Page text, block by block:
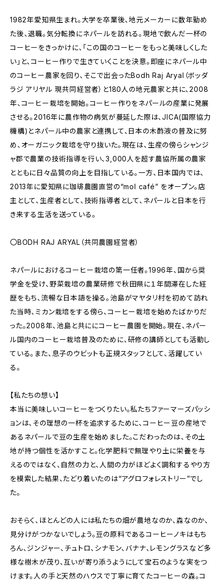
1982年愛知県生まれ。大学を卒業後、地元メーカーに数年勤め
た後、退職。気分転換にネパールを訪れる。現地で飲んだ一杯の
コーヒーをきっかけに、「この国のコーヒーをもっと美味しくした
い」と、コーヒー作りで生きていくことを決意。即座にネパール中
のコーヒー農家を回り、そこで出会ったBodh Raj Aryal（ボッダ
ラジ アリヤル 現共同経営者）と180人の地元農家と共に、2008
年、コーヒー栽培を開始。コーヒー作りをネパールの産業に発展
させる。2016年に農作物の病気が蔓延した際は、JICA(国際協力
機構)とネパール中の農家と連携して、日本の木酢液の普及に努
め、オーガニック栽培を守り抜いた。現在は、生産の傍らシャンジ
ャ郡で農業の技術指導を行い、3,000人を超す農協所属の農家
とともに日々品質の向上を目指している。一方、日本国内では、
2013年に愛知県に珈琲農園直営の“mol café” をオープン。店
主として、生産者として、技術指導者として、ネパールと日本を行
き来する生活を送っている。
〇BODH RAJ ARYAL（共同農園経営者）
ネパールにおけるコーヒー栽培の第一任者。1996年、国から奨
学金を受け、野菜栽培の農業研修で秋田県に１年間滞在した経
歴をもち、流暢な日本語を操る。池島がマヤタリ村を初めて訪れ
た当時、ミカン栽培をする傍ら、コーヒー栽培を始めたばかりだ
った。2008年、池島と共ににコーヒー農園を開始。現在、ネパー
ル国内のコーヒー栽培普及のために、研修の講師としても活動し
ている。また、息子のウビットも正規スタッフとして、活躍してい
る。
【私たちの想い】
本当に美味しいコーヒーをつくりたい。私たちファーマーズパッシ
ョンは、その理想の一杯を追求するために、コーヒー豆の産地で
あるネパールで豆の生産を始めました。こだわったのは、その土
地が持つ個性を活かすこと。化学肥料で無理やり土に栄養を与
えるのではなく、自然の力と、人間の力がほどよく調和するやり方
を模索した結果、たどり着いたのは“アグロフォレストリー”でし
た。
おそらく、ほとんどの人には私たちの畑が農地なのか、森なのか、
見分けがつかないでしょう。豆の原料であるコーヒーノキはもち
ろん、ジンジャー、チュトロ、シナモン、バナナ、レモングラスなど多
様な樹木が茂り、互いが寄り添うようにして宝石のような実をつ
けます。人の手と天然のハウスで丁寧に育てたコーヒーの森。コ